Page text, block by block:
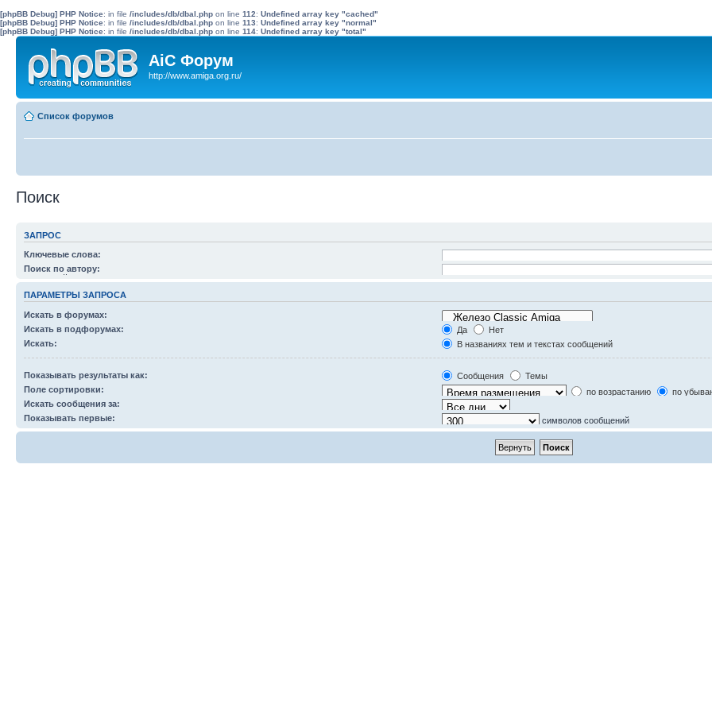
[phpBB Debug] PHP Notice: in file /includes/db/dbal.php on line 112: Undefined array key "cached"
[phpBB Debug] PHP Notice: in file /includes/db/dbal.php on line 113: Undefined array key "normal"
[phpBB Debug] PHP Notice: in file /includes/db/dbal.php on line 114: Undefined array key "total"
AiC Форум
http://www.amiga.org.ru/
Список форумов
Поиск
ЗАПРОС
Ключевые слова:
Вы можете использовать
слов, которых в результатах быть не должно. Вы можете разделить слова символом
любого слова из списка. Используйте*в качестве шаблона для частичного совпадения.
Искать любое слово/поиск с языком запросов
Поиск по автору:
Используйте * в качестве шаблона.
ПАРАМЕТРЫ ЗАПРОСА
Искать в форумах:
Выберите форум или форумы, в которых будет произведен поиск. Поиск в подфорумах
производится автоматически, если вы не отключили соответствующую опцию ниже.
Искать в подфорумах: Да
Нет
Искать:
В названиях тем и текстах сообщений
Только в текстах сообщений
Только по названию темы
Только в первом сообщении темы
Показывать результаты как: Сообщения
Темы
Поле сортировки:
по возрастанию
по
Искать сообщения за:
Показывать первые:
символов сообщений